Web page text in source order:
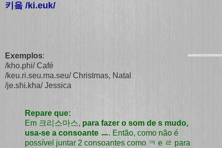
키읔 /ki.euk/
Exemplos:
/kho.phi/ Café
/keu.ri.seu.ma.seu/ Christmas, Natal
/je.shi.kha/ Jessica
Repare que:
Em 크리스마스, para fazer o som de s mudo,
usa-se a consoante ㅡ. Então, como não é
possível juntar 2 consoantes como ㅋ e ㄹ para